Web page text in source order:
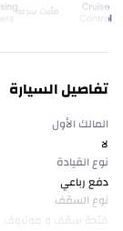
تفاصيل السيارة
المالك الأول
لا
نوع القيادة
دفع رباعي
نوع السقف
فتحة سقف و مونروف